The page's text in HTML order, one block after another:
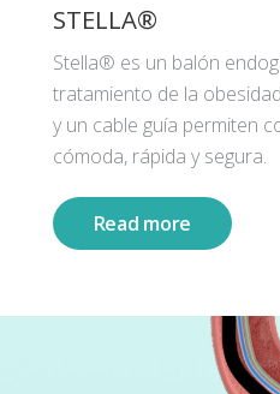
STELLA®
Stella® es un balón
tratamiento de la
y un cable guía permiten
cómoda, rápida y segura.
Read more